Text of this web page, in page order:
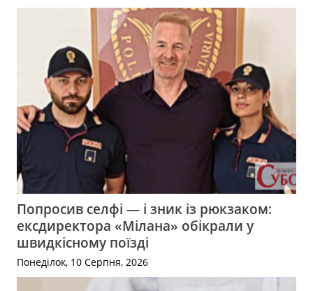
Попросив селфі — і зник із рюкзаком:
ексдиректора «Мілана» обікрали у
швидкісному поїзді
Понеділок, 10 Серпня, 2026